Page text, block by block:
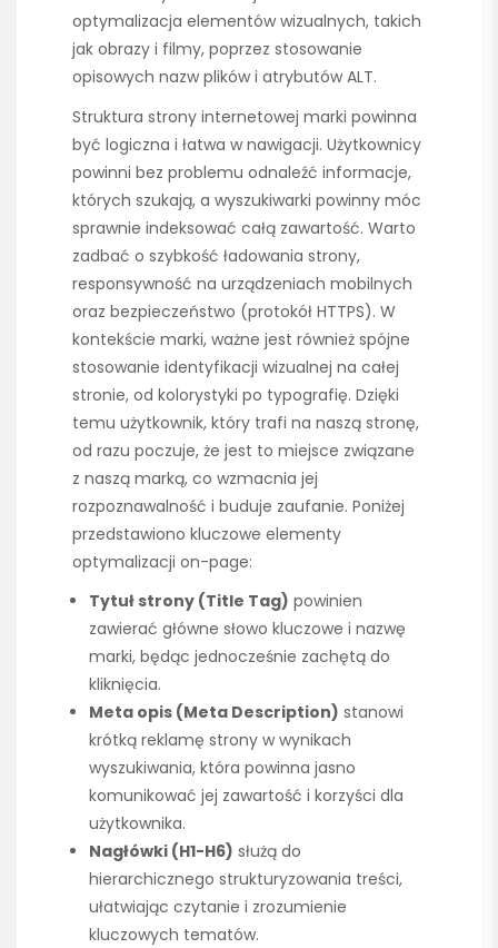
optymalizacja elementów wizualnych, takich
jak obrazy i filmy, poprzez stosowanie
opisowych nazw plików i atrybutów ALT.
Struktura strony internetowej marki powinna
być logiczna i łatwa w nawigacji. Użytkownicy
powinni bez problemu odnaleźć informacje,
których szukają, a wyszukiwarki powinny móc
sprawnie indeksować całą zawartość. Warto
zadbać o szybkość ładowania strony,
responsywność na urządzeniach mobilnych
oraz bezpieczeństwo (protokół HTTPS). W
kontekście marki, ważne jest również spójne
stosowanie identyfikacji wizualnej na całej
stronie, od kolorystyki po typografię. Dzięki
temu użytkownik, który trafi na naszą stronę,
od razu poczuje, że jest to miejsce związane
z naszą marką, co wzmacnia jej
rozpoznawalność i buduje zaufanie. Poniżej
przedstawiono kluczowe elementy
optymalizacji on-page:
Tytuł strony (Title Tag) powinien
zawierać główne słowo kluczowe i nazwę
marki, będąc jednocześnie zachętą do
kliknięcia.
Meta opis (Meta Description) stanowi
krótką reklamę strony w wynikach
wyszukiwania, która powinna jasno
komunikować jej zawartość i korzyści dla
użytkownika.
Nagłówki (H1-H6) służą do
hierarchicznego strukturyzowania treści,
ułatwiając czytanie i zrozumienie
kluczowych tematów.